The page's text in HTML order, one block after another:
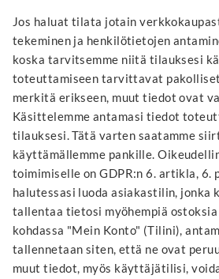
Jos haluat tilata jotain
tekeminen ja henkilötietojen
koska tarvitsemme niitä tilauksesi
toteuttamiseen tarvittavat
merkitä erikseen, muut tiedot ovat
Käsittelemme antamasi tiedot
tilauksesi. Tätä varten saatamme
käyttämällemme pankille.
toimimiselle on GDPR:n 6. artikla, 6.
halutessasi luoda asiakastilin, jonka
tallentaa tietosi myöhempiä
kohdassa "Mein Konto" (Tilini),
tallennetaan siten, että ne ovat
muut tiedot, myös käyttäjätilisi,